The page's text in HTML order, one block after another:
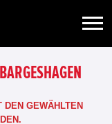
DEN GEWÄHLTEN